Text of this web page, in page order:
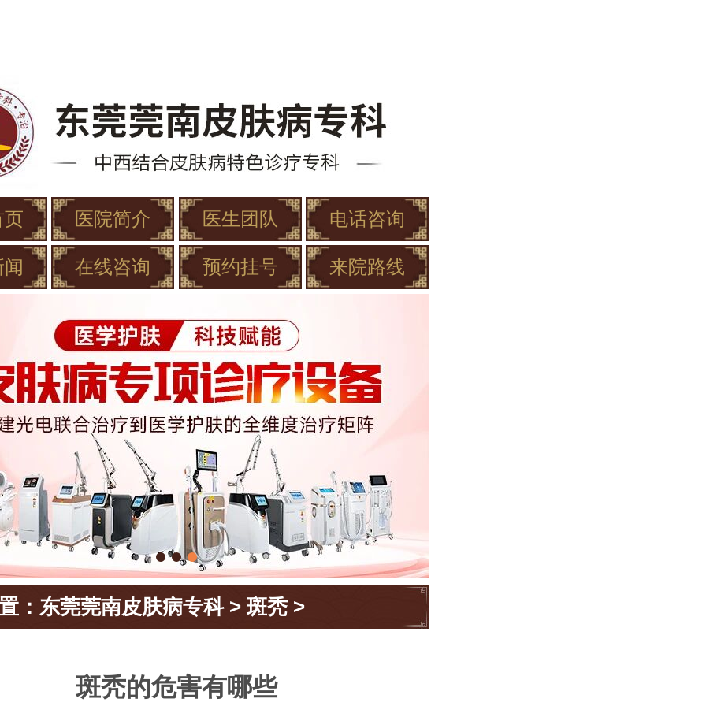
页 医院简介 医生团队 电话咨询
在线咨询 预约挂号 来院路线
： 东莞莞南皮肤病专科> 斑秃 >
斑秃的危害有哪些